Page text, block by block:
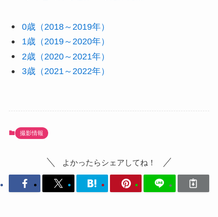
0歳（2018～2019年）
1歳（2019～2020年）
2歳（2020～2021年）
3歳（2021～2022年）
撮影情報
よかったらシェアしてね！